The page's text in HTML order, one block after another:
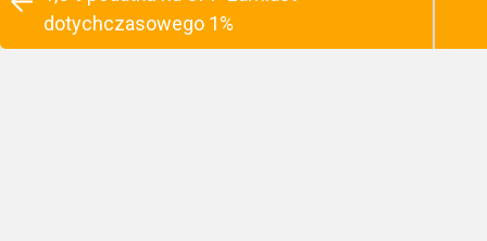
dotychczasowego 1%